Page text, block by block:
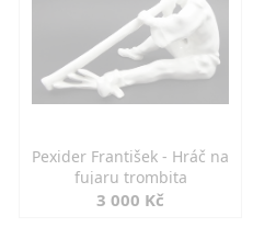
Pexider František - Hráč na
fujaru trombita
3 000 Kč